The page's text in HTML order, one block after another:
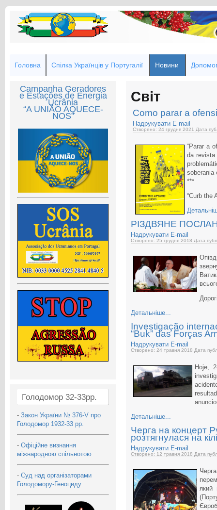
Головна Спілка Українців у Португалії Новини
Campanha Geradores
e Estações de Energia
Ucrânia
“A UNIÃO AQUECE-
NOS”
Голодомор 32-33рр.
- Закон України № 376-V про
Голодомор 1932-33 рр.
- Офіційне визнання
міжнародною спільнотою
- Суд над організаторами
Голодомору-Геноциду
Світ
Como parar a
Надрукувати E-mail
Створено: 24 грудня 2021 Дата
“Parar a
da revista
soberania
***
“Curb the
РІЗДВЯНЕ
Надрукувати E-mail
Створено: 25 грудня 2018 Дата
Детальніше...
Investigação
“Buk” das Forças
Надрукувати E-mail
Створено: 24 травня 2018 Дата
Hoje,
Детальніше...
Черга на концерт
розтягнулася на
Надрукувати E-mail
Створено: 12 травня 2018 Дата
який